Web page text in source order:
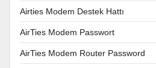
Airties Modem Destek Hattı
AirTies Modem Passwort
AirTies Modem Router Password